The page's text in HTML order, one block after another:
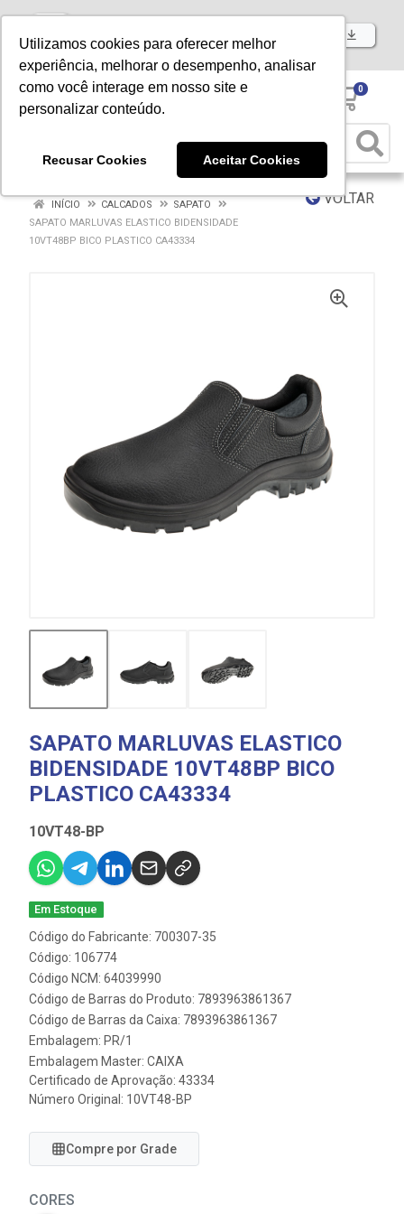
Utilizamos cookies para oferecer melhor
experiência, melhorar o desempenho, analisar
como você interage em nosso site e
personalizar conteúdo.
Recusar Cookies Aceitar Cookies
Baixe já nosso APP
0
VOLTAR
INÍCIO CALCADOS
SAPATO
SAPATO MARLUVAS ELASTICO BIDENSIDADE
10VT48BP BICO PLASTICO CA43334
SAPATO MARLUVAS ELASTICO
BIDENSIDADE 10VT48BP BICO
PLASTICO CA43334
10VT48-BP
Em Estoque
Código do Fabricante: 700307-35
Código: 106774
Código NCM: 64039990
Código de Barras do Produto: 7893963861367
Código de Barras da Caixa: 7893963861367
Embalagem: PR/1
Embalagem Master: CAIXA
Certificado de Aprovação: 43334
Número Original: 10VT48-BP
Compre por Grade
CORES